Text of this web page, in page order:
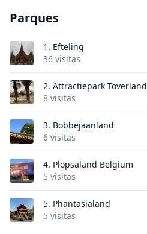
Parques
1. Efteling
36 visitas
2. Attractiepark Toverland
8 visitas
3. Bobbejaanland
6 visitas
4. Plopsaland Belgium
5 visitas
5. Phantasialand
5 visitas